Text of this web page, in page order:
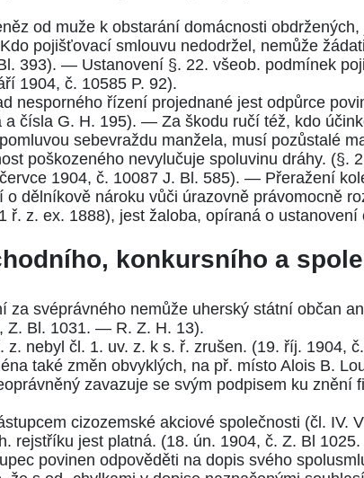
od muže k obstarání domácnosti
Kdo pojišťovací smlouvu nedodržel, nemůže
393). — Ustanovení §. 22. všeob. podmínek
1904, č. 10585 P. 92).
nesporného řízení projednané jest odpůrce
a čísla G. H. 195). — Za škodu ručí též, kdo
sebevraždu manžela, musí pozůstalé
poškozeného nevylučuje spoluvinu dráhy. (§.
1904, č. 10087 J. Bl. 585). — Přeražení
dělníkově nároku vůči úrazovně právomocně
ř. z. ex. 1888), jest žaloba, opíraná o
konkursního a
za svéprávného nemůže uherský státní občan
Z. Bl. 1031. — R. Z. H. 13).
z. nebyl čl. 1. uv. z. k s. ř. zrušen. (19. říj. 1904,
také změn obvyklých, na př. místo Alois B.
zavazuje se svým podpisem ku znění
cizozemské akciové společnosti (čl. IV.
rejstříku jest platná. (18. ún. 1904, č. Z. Bl 1025.
povinen odpověděti na dopis svého